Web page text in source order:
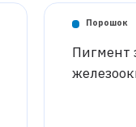
Порошок
Пигмент